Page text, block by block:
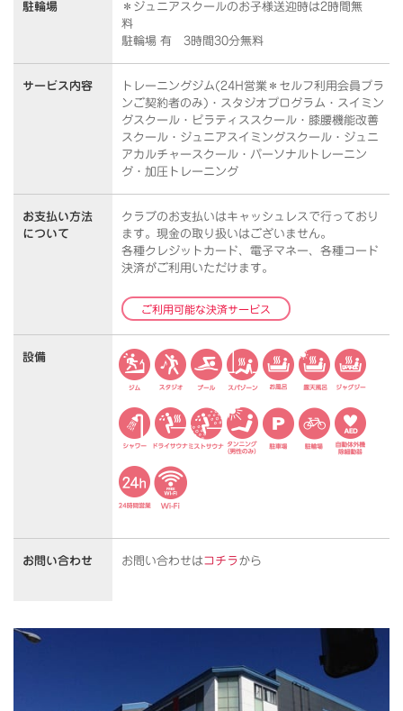
駐輪場
＊ジュニアスクールのお子様送迎時は2時間無
料
駐輪場 有 3時間30分無料
サービス内容
トレーニングジム(24H営業＊セルフ利用会員プラ
ンご契約者のみ)・スタジオプログラム・スイミン
グスクール・ピラティススクール・膝腰機能改善
スクール・ジュニアスイミングスクール・ジュニ
アカルチャースクール・パーソナルトレーニン
グ・加圧トレーニング
お支払い方法
について
クラブのお支払いはキャッシュレスで行っており
ます。 現金の取り扱いはございません。
各種クレジットカード、電子マネー、各種コード
決済がご利用いただけます。
ご利用可能な決済サービス
設備
お問い合わせ お問い合わせはコチラから